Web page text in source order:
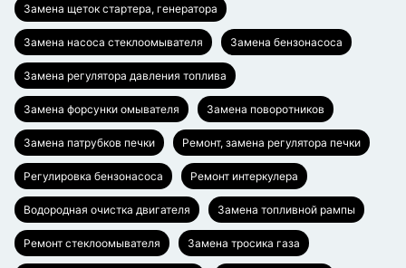
Замена щеток стартера, генератора
Замена насоса стеклоомывателя Замена бензонасоса
Замена регулятора давления топлива
Замена форсунки омывателя Замена поворотников
Замена патрубков печки Ремонт, замена регулятора печки
Регулировка бензонасоса Ремонт интеркулера
Водородная очистка двигателя Замена топливной рампы
Ремонт стеклоомывателя Замена тросика газа